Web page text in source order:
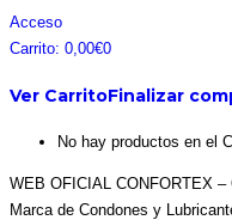
Saltar
al
Facebook
page
in
Instagram
page
in
Pinterest
page
in
Twitter
page
in
Acceso
Carrito: 0,00€0
Ver CarritoFinalizar
No hay productos en el
WEB OFICIAL CONFORTEX
Marca de Condones y